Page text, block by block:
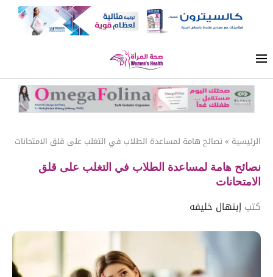
الرئيسية » نصائح هامة لمساعدة الطلاب في التغلب على قلق الامتحانات
نصائح هامة لمساعدة الطلاب في التغلب على قلق
الامتحانات
كتب إبتهال خليفه